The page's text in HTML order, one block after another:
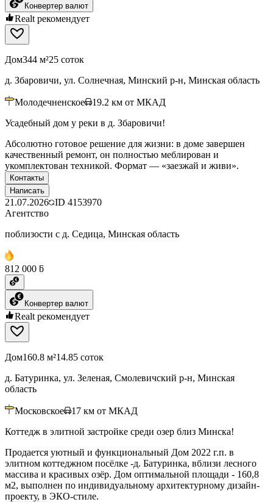
Конвертер валют
Realt рекомендует
Дом344 м²25 соток
д. Збаровичи, ул. Солнечная, Минский р-н, Минская область
Молодечненское 19.2 км от МКАД
Усадебный дом у реки в д. Збаровичи!
Абсолютно готовое решение для жизни: в доме завершен
качественный ремонт, он полностью меблирован и
укомплектован техникой. Формат — «заезжай и живи».
Контакты
Написать
21.07.2026 ID 4153970
Агентство
поблизости с д. Седица, Минская область
812 000 ƃ
Конвертер валют
Realt рекомендует
Дом160.8 м²14.85 соток
д. Батуринка, ул. Зеленая, Смолевичский р-н, Минская
область
Московское 17 км от МКАД
Коттедж в элитной застройке среди озер близ Минска!
Продается уютный и функциональный Дом 2022 г.п. в
элитном коттеджном посёлке -д. Батуринка, вблизи лесного
массива и красивых озёр. Дом оптимальной площади - 160,8
м2, выполнен по индивидуальному архитектурному дизайн-
проекту, в ЭКО-стиле.